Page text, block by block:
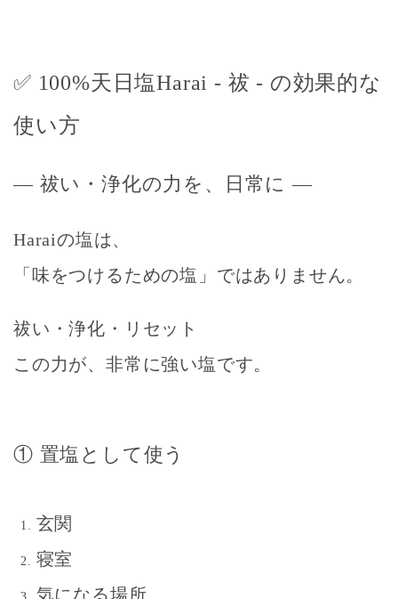
✅ 100%天日塩Harai - 祓 - の効果的な
使い方
― 祓い・浄化の力を、日常に ―
Haraiの塩は、
「味をつけるための塩」ではありません。
祓い・浄化・リセット
この力が、非常に強い塩です。
① 置塩として使う
玄関
寝室
気になる場所